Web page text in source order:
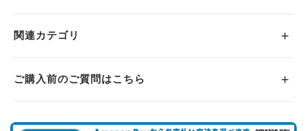
関連カテゴリ
ご購入前のご質問はこちら